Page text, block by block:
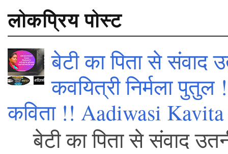
लोकप्रिय पोस्ट
बेटी का पिता से संवाद
कवयित्री निर्मला
कविता !! Aadiwasi
बेटी का पिता से संवाद